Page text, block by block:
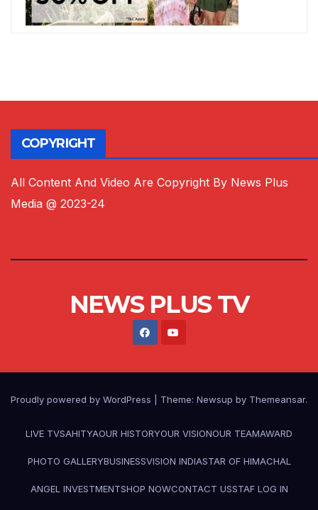
COPYRIGHT
All Content And Video Are Copyright By News Plus
Media @ 2023-24
NEWS PLUS TV
Proudly powered by WordPress Theme: Newsup by Themeansar.
LIVE TVSAHITYAOUR HISTORYOUR VISIONOUR TEAMAWARD
PHOTO GALLERYBUSINESSVISION INDIASTAR OF HIMACHAL
ANGEL INVESTMENTSHOP NOWCONTACT USSTAF LOG IN